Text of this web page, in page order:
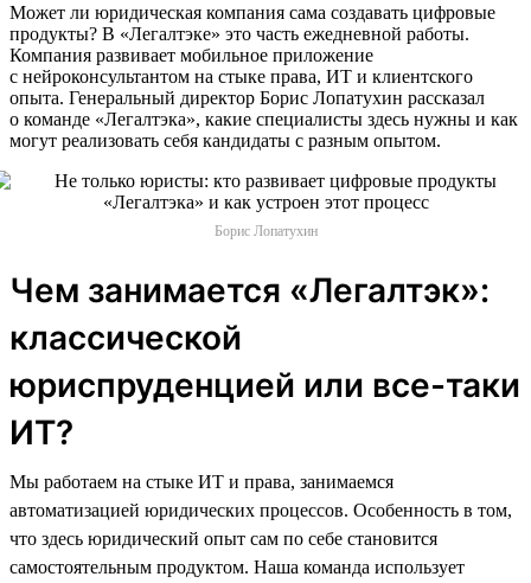
Может ли юридическая компания сама создавать цифровые
продукты? В «Легалтэке» это часть ежедневной работы.
Компания развивает мобильное приложение
с нейроконсультантом на стыке права, ИТ и клиентского
опыта. Генеральный директор Борис Лопатухин рассказал
о команде «Легалтэка», какие специалисты здесь нужны и как
могут реализовать себя кандидаты с разным опытом.
Борис Лопатухин
Чем занимается «Легалтэк»:
классической
юриспруденцией или все-таки
ИТ?
Мы работаем на стыке ИТ и права, занимаемся
автоматизацией юридических процессов. Особенность в том,
что здесь юридический опыт сам по себе становится
самостоятельным продуктом. Наша команда использует